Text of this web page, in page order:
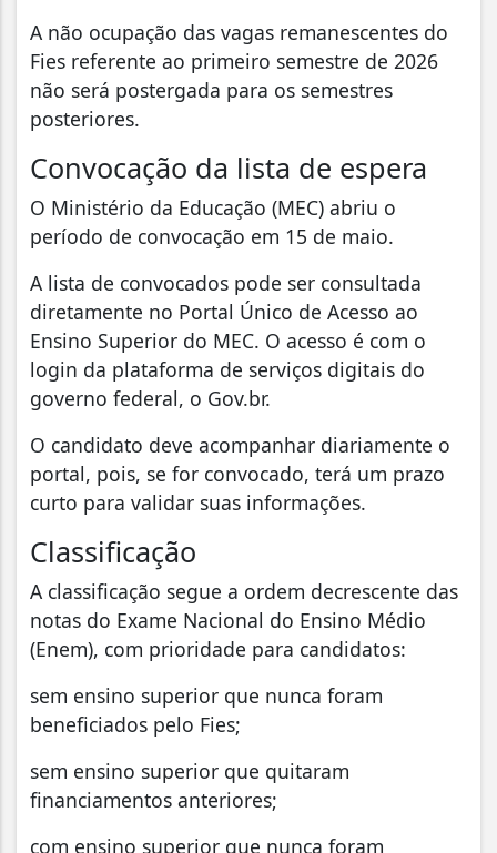
A não ocupação das vagas remanescentes do
Fies referente ao primeiro semestre de 2026
não será postergada para os semestres
posteriores.
Convocação da lista de espera
O Ministério da Educação (MEC) abriu o
período de convocação em 15 de maio.
A lista de convocados pode ser consultada
diretamente no Portal Único de Acesso ao
Ensino Superior do MEC. O acesso é com o
login da plataforma de serviços digitais do
governo federal, o Gov.br.
O candidato deve acompanhar diariamente o
portal, pois, se for convocado, terá um prazo
curto para validar suas informações.
Classificação
A classificação segue a ordem decrescente das
notas do Exame Nacional do Ensino Médio
(Enem), com prioridade para candidatos:
sem ensino superior que nunca foram
beneficiados pelo Fies;
sem ensino superior que quitaram
financiamentos anteriores;
com ensino superior que nunca foram